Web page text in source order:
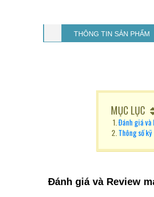
THÔNG TIN SẢN PHẨM
MỤC LỤC
Đánh giá và
Thông số
Đánh giá và Review